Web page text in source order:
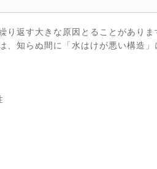
り返す大きな原因とることがありま
知らぬ間に「水はけが悪い構造